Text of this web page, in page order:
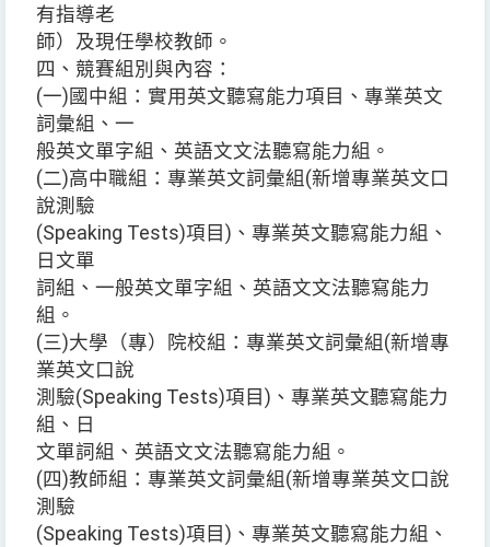
有指導老
師）及現任學校教師。
四、競賽組別與內容：
(一)國中組：實用英文聽寫能力項目、專業英文
詞彙組、一
般英文單字組、英語文文法聽寫能力組。
(二)高中職組：專業英文詞彙組(新增專業英文口
說測驗
(Speaking Tests)項目)、專業英文聽寫能力組、
日文單
詞組、一般英文單字組、英語文文法聽寫能力
組。
(三)大學（專）院校組：專業英文詞彙組(新增專
業英文口說
測驗(Speaking Tests)項目)、專業英文聽寫能力
組、日
文單詞組、英語文文法聽寫能力組。
(四)教師組：專業英文詞彙組(新增專業英文口說
測驗
(Speaking Tests)項目)、專業英文聽寫能力組、